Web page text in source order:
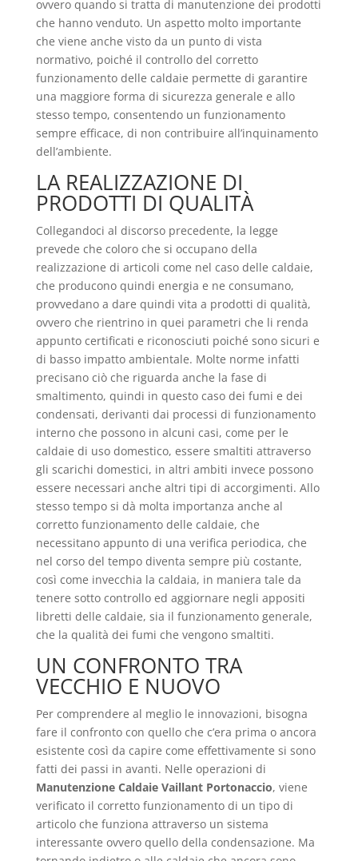
ovvero quando si tratta di manutenzione dei prodotti
che hanno venduto. Un aspetto molto importante
che viene anche visto da un punto di vista
normativo, poiché il controllo del corretto
funzionamento delle caldaie permette di garantire
una maggiore forma di sicurezza generale e allo
stesso tempo, consentendo un funzionamento
sempre efficace, di non contribuire all’inquinamento
dell’ambiente.
LA REALIZZAZIONE DI
PRODOTTI DI QUALITÀ
Collegandoci al discorso precedente, la legge
prevede che coloro che si occupano della
realizzazione di articoli come nel caso delle caldaie,
che producono quindi energia e ne consumano,
provvedano a dare quindi vita a prodotti di qualità,
ovvero che rientrino in quei parametri che li renda
appunto certificati e riconosciuti poiché sono sicuri e
di basso impatto ambientale. Molte norme infatti
precisano ciò che riguarda anche la fase di
smaltimento, quindi in questo caso dei fumi e dei
condensati, derivanti dai processi di funzionamento
interno che possono in alcuni casi, come per le
caldaie di uso domestico, essere smaltiti attraverso
gli scarichi domestici, in altri ambiti invece possono
essere necessari anche altri tipi di accorgimenti. Allo
stesso tempo si dà molta importanza anche al
corretto funzionamento delle caldaie, che
necessitano appunto di una verifica periodica, che
nel corso del tempo diventa sempre più costante,
così come invecchia la caldaia, in maniera tale da
tenere sotto controllo ed aggiornare negli appositi
libretti delle caldaie, sia il funzionamento generale,
che la qualità dei fumi che vengono smaltiti.
UN CONFRONTO TRA
VECCHIO E NUOVO
Per comprendere al meglio le innovazioni, bisogna
fare il confronto con quello che c’era prima o ancora
esistente così da capire come effettivamente si sono
fatti dei passi in avanti. Nelle operazioni di
Manutenzione Caldaie Vaillant Portonaccio, viene
verificato il corretto funzionamento di un tipo di
articolo che funziona attraverso un sistema
interessante ovvero quello della condensazione. Ma